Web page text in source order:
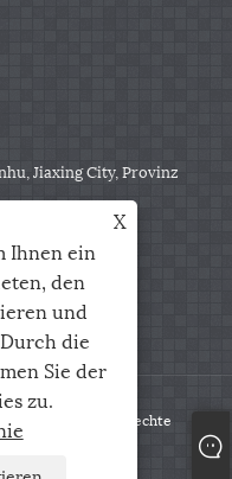
Jiaxing City, Provinz
Co, Ltd. Alle Rechte
X
Ihnen ein
den
und
die
Sie der
zu.